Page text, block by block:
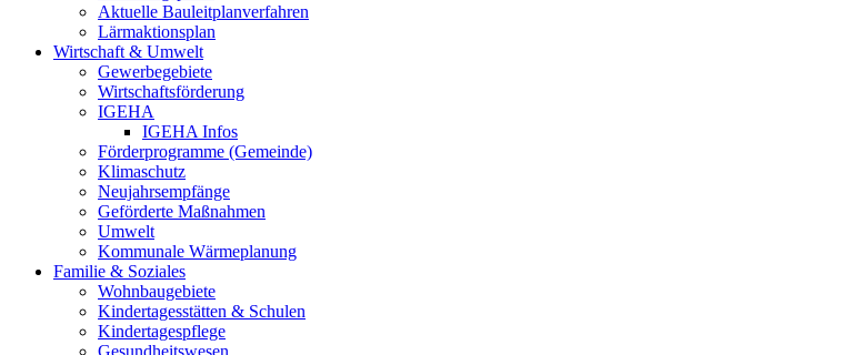
Aktuelle Bauleitplanverfahren
Lärmaktionsplan
Wirtschaft & Umwelt
Gewerbegebiete
Wirtschaftsförderung
IGEHA
IGEHA Infos
Förderprogramme (Gemeinde)
Klimaschutz
Neujahrsempfänge
Geförderte Maßnahmen
Umwelt
Kommunale Wärmeplanung
Familie & Soziales
Wohnbaugebiete
Kindertagesstätten & Schulen
Kindertagespflege
Gesundheitswesen